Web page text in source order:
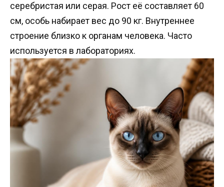
серебристая или серая. Рост её составляет 60
см, особь набирает вес до 90 кг. Внутреннее
строение близко к органам человека. Часто
используется в лабораториях.